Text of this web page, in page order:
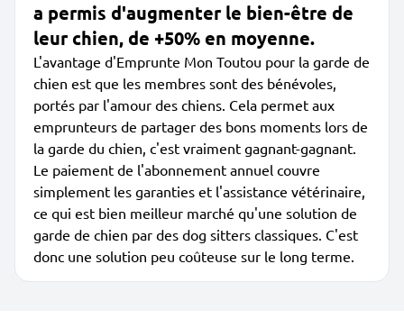
a permis d'augmenter le bien-être de
leur chien, de +50% en moyenne.
L'avantage d'Emprunte Mon Toutou pour la garde de
chien est que les membres sont des bénévoles,
portés par l'amour des chiens. Cela permet aux
emprunteurs de partager des bons moments lors de
la garde du chien, c'est vraiment gagnant-gagnant.
Le paiement de l'abonnement annuel couvre
simplement les garanties et l'assistance vétérinaire,
ce qui est bien meilleur marché qu'une solution de
garde de chien par des dog sitters classiques. C'est
donc une solution peu coûteuse sur le long terme.